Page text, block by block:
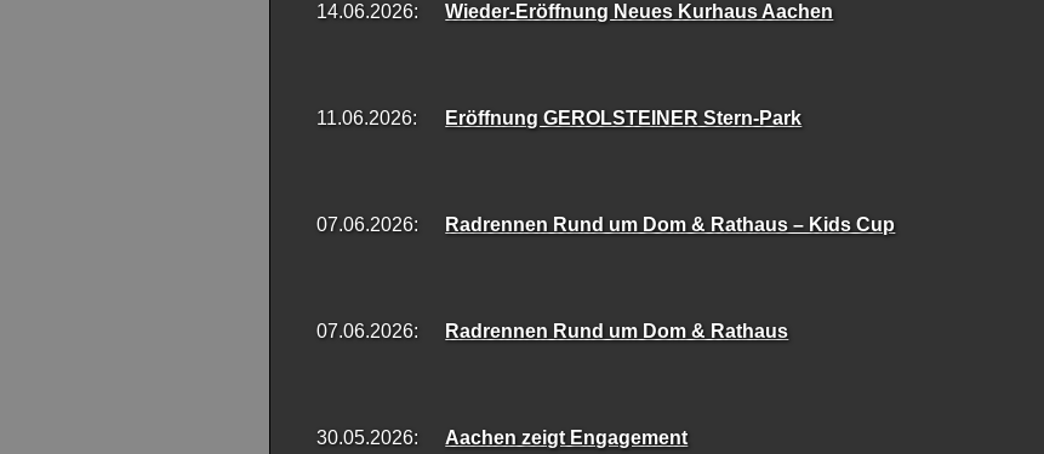
14.06.2026: Wieder-Eröffnung Neues Kurhaus Aachen
11.06.2026: Eröffnung GEROLSTEINER Stern-Park
07.06.2026: Radrennen Rund um Dom & Rathaus – Kids Cup
07.06.2026: Radrennen Rund um Dom & Rathaus
30.05.2026: Aachen zeigt Engagement